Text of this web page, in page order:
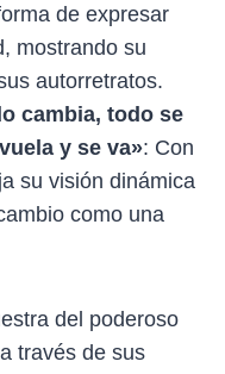
de expresar
mostrando su
autorretratos.
cambia, todo se
y se va»: Con
su visión dinámica
como una
del poderoso
través de sus